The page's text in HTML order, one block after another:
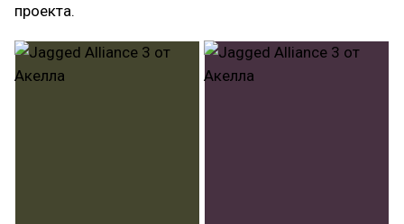
проекта.